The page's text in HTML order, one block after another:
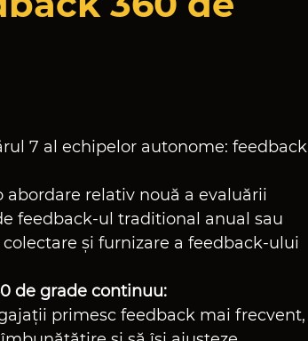
7 al echipelor autonome: feedback
relativ nouă a evaluării
feedback-ul traditional anual sau
și furnizare a feedback-ului
de grade continuu:
primesc feedback mai frecvent,